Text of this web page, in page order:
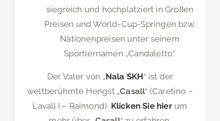
siegreich und hochplatziert in Großen
Preisen und World-Cup-Springen bzw.
Nationenpreisen unter seinem
Sportlernamen „Candaletto“.
Der Vater von „Nala SKH“ ist der
weltberühmte Hengst „Casall“ (Caretino –
Lavall I – Raimond). Klicken Sie hierum